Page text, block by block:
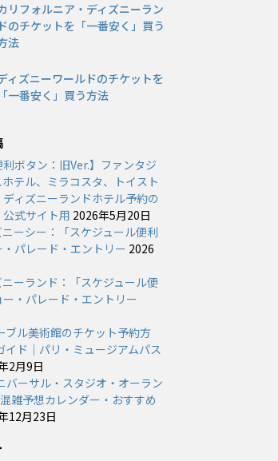
リフォルニア・ディズニーラン
ドのチケットを「一番安く」買う
法
ィズニーワールドのチケットを
「一番安く」買う方法
利ボタン：旧Ver.】ファンタジ
テル、ミラコスタ、トイスト
ィズニーランドホテル予約の
式サイト用 2026年5月20日
ニーシー：「スケジュール便利
パレード・エントリー 2026
ニーランド：「スケジュール便
・パレード・エントリー
ブル美術館のチケット予約方
イド｜パリ・ミュージアムパス
2月9日
バーサル・スタジオ・オーラン
雑予想カレンダー・おすすめ
12月23日